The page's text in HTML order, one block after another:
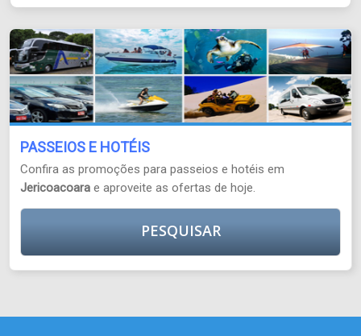
PASSEIOS E HOTÉIS
Confira as promoções para passeios e hotéis em
Jericoacoara e aproveite as ofertas de hoje.
PESQUISAR